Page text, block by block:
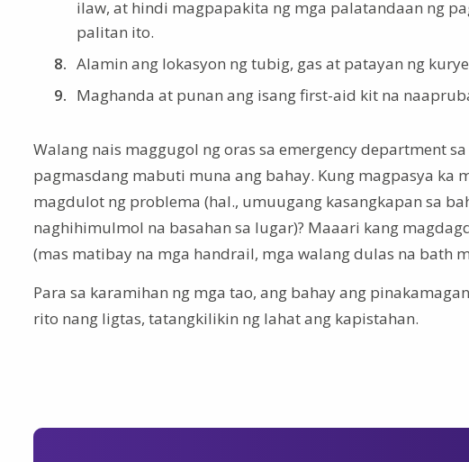
ilaw, at hindi magpapakita ng mga palatandaan ng
palitan ito.
Alamin ang lokasyon ng tubig, gas at patayan ng
Maghanda at punan ang isang first-aid kit na
Walang nais maggugol ng oras sa emergency department
pagmasdang mabuti muna ang bahay. Kung magpasya ka
magdulot ng problema (hal., umuugang kasangkapan sa
naghihimulmol na basahan sa lugar)? Maaari kang
(mas matibay na mga handrail, mga walang dulas na bath
Para sa karamihan ng mga tao, ang bahay ang
rito nang ligtas, tatangkilikin ng lahat ang kapistahan.